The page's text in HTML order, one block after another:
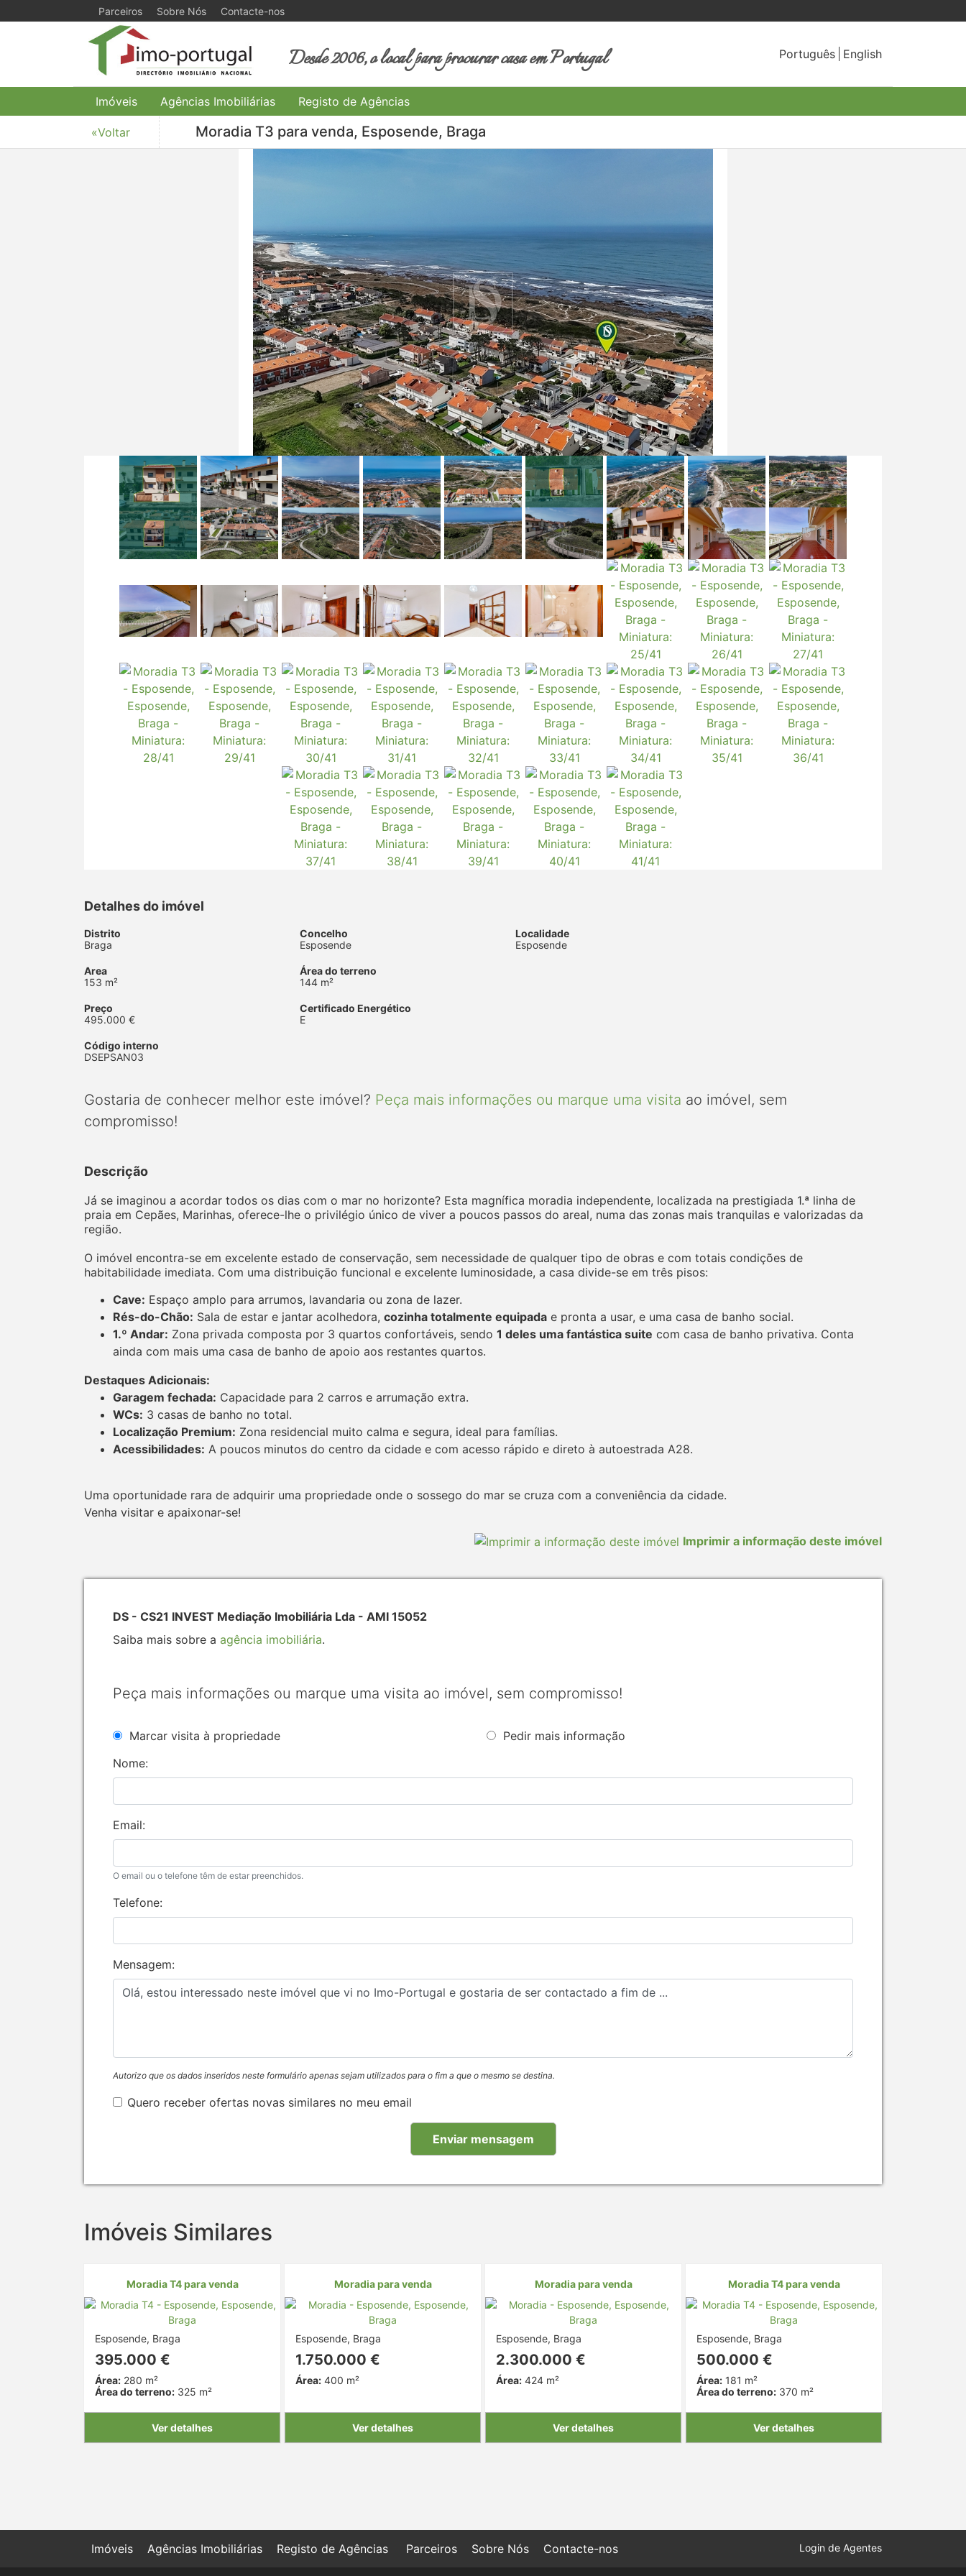
Parceiros Sobre Nós Contacte-nos
Desde 2006, o local para procurar casa em Portugal Português English
Imóveis Agências Imobiliárias Registo de Agências
«Voltar Moradia T3 para venda, Esposende, Braga
Detalhes do imóvel
Distrito
Braga
Concelho
Esposende
Localidade
Esposende
Area
153 m²
Área do terreno
144 m²
Preço
495.000 €
Certificado Energético
E
Código interno
DSEPSAN03
Gostaria de conhecer melhor este imóvel? Peça mais informações ou marque uma visita ao imóvel, sem
compromisso!
Descrição
Já se imaginou a acordar todos os dias com o mar no horizonte? Esta magnífica moradia independente, localizada na prestigiada 1.ª linha de
praia em Cepães, Marinhas, oferece-lhe o privilégio único de viver a poucos passos do areal, numa das zonas mais tranquilas e valorizadas da
região.
O imóvel encontra-se em excelente estado de conservação, sem necessidade de qualquer tipo de obras e com totais condições de
habitabilidade imediata. Com uma distribuição funcional e excelente luminosidade, a casa divide-se em três pisos:
Cave: Espaço amplo para arrumos, lavandaria ou zona de lazer.
Rés-do-Chão: Sala de estar e jantar acolhedora, cozinha totalmente equipada e pronta a usar, e uma casa de banho social.
1.º Andar: Zona privada composta por 3 quartos confortáveis, sendo 1 deles uma fantástica suite com casa de banho privativa. Conta
ainda com mais uma casa de banho de apoio aos restantes quartos.
Destaques Adicionais:
Garagem fechada: Capacidade para 2 carros e arrumação extra.
WCs: 3 casas de banho no total.
Localização Premium: Zona residencial muito calma e segura, ideal para famílias.
Acessibilidades: A poucos minutos do centro da cidade e com acesso rápido e direto à autoestrada A28.
Uma oportunidade rara de adquirir uma propriedade onde o sossego do mar se cruza com a conveniência da cidade.
Venha visitar e apaixonar-se!
Imprimir a informação deste imóvel
DS - CS21 INVEST Mediação Imobiliária Lda - AMI 15052
Saiba mais sobre a agência imobiliária.
Peça mais informações ou marque uma visita ao imóvel, sem compromisso!
Marcar visita à propriedade
Pedir mais informação
Nome:
Email:
O email ou o telefone têm de estar preenchidos.
Telefone:
Mensagem:
Autorizo que os dados inseridos neste formulário apenas sejam utilizados para o fim a que o mesmo se destina.
Quero receber ofertas novas similares no meu email
Imóveis Similares
Moradia T4 para venda
Esposende, Braga
395.000 €
Área: 280 m²
Área do terreno: 325 m²
Ver detalhes
Moradia para venda
Esposende, Braga
1.750.000 €
Área: 400 m²
Ver detalhes
Moradia para venda
Esposende, Braga
2.300.000 €
Área: 424 m²
Ver detalhes
Moradia T4 para venda
Esposende, Braga
500.000 €
Área: 181 m²
Área do terreno: 370 m²
Ver detalhes
Imóveis Agências Imobiliárias Registo de Agências Parceiros Sobre Nós Contacte-nos Login de Agentes